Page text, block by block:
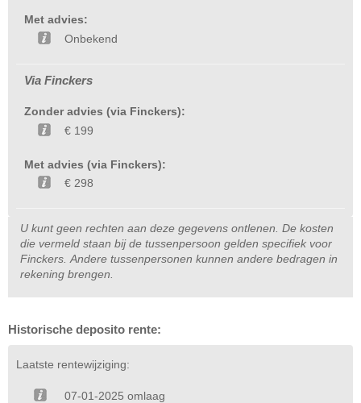
Met advies:
Onbekend
Via Finckers
Zonder advies (via Finckers):
€ 199
Met advies (via Finckers):
€ 298
U kunt geen rechten aan deze gegevens ontlenen. De kosten
die vermeld staan bij de tussenpersoon gelden specifiek voor
Finckers. Andere tussenpersonen kunnen andere bedragen in
rekening brengen.
Historische deposito rente:
Laatste rentewijziging:
07-01-2025 omlaag